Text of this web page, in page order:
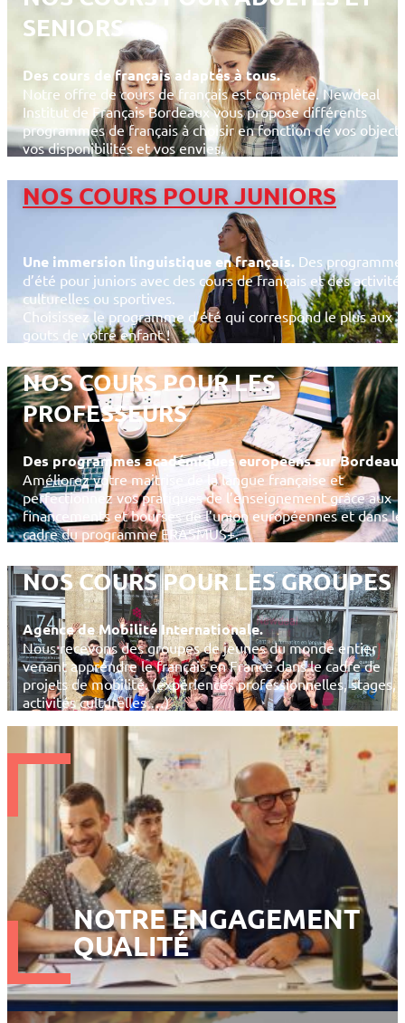
SENIORS
Des cours de français adaptés à tous.
Notre offre de cours de français est complète. Newdeal
Institut de Français Bordeaux vous propose différents
programmes de français à choisir en fonction de vos
vos disponibilités et vos envies.
NOS COURS POUR JUNIORS
Une immersion linguistique en français. Des
d’été pour juniors avec des cours de français et des
culturelles ou sportives.
Choisissez le programme d’été qui correspond le plus aux
gouts de votre enfant !
NOS COURS POUR LES
PROFESSEURS
Des programmes académiques européens sur
Améliorez votre maitrise de la langue française et
perfectionnez vos pratiques de l’enseignement grâce aux
financements et bourses de l’union européennes et dans le
cadre du programme ERASMUS+.
NOS COURS POUR LES GROUPES
Agence de Mobilité Internationale.
Nous recevons des groupes de jeunes du monde entier
venant apprendre le français en France dans le cadre de
projets de mobilité. (expériences professionnelles, stages,
activités culturelles …)
NOTRE ENGAGEMENT
QUALITÉ